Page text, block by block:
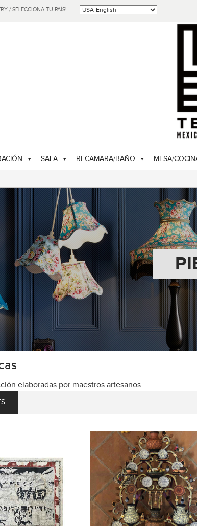
/ SELECCIONA TU PAÍS!
SALA RECAMARA/BAÑO MESA/
elaboradas por maestros artesanos.